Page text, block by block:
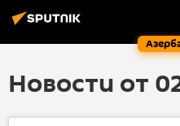
Новости от